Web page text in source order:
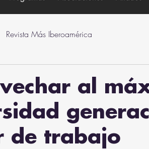
Revista Más Iberoamérica
al
de trabajo